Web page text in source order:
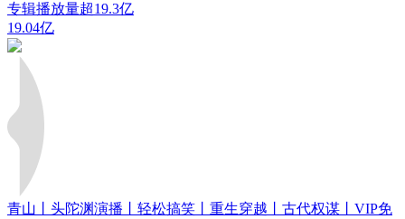
专辑播放量超19.3亿
19.04亿
青山丨头陀渊演播丨轻松搞笑丨重生穿越丨古代权谋丨VIP免